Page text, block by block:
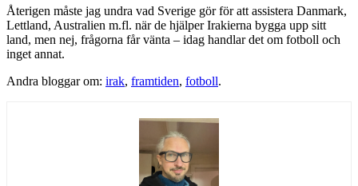
Återigen måste jag undra vad Sverige gör för att assistera Danmark,
Lettland, Australien m.fl. när de hjälper Irakierna bygga upp sitt
land, men nej, frågorna får vänta – idag handlar det om fotboll och
inget annat.
Andra bloggar om: irak, framtiden, fotboll.